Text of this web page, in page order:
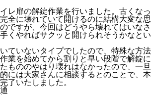
レ扉の解錠作業を行いました。古くなっ
全に壊れていて開けるのに結構大変な思
ですが、今回はどうやら壊れてはいなさ
くやればサクッと開けられそうかなとい
ていないタイプでしたので、特殊な方法
業を始めてから割りと早い段階で解錠に
もののやはり壊れはなかったので、一旦
には大家さんに相談するとのことで、本
了いたしました。